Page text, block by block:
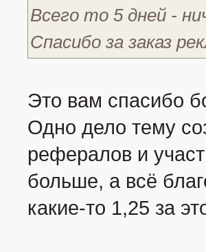
Всего то 5 дней -
Спасибо за заказ
Это вам спасибо
Одно дело тему
рефералов и
больше, а всё
какие-то 1,25 за